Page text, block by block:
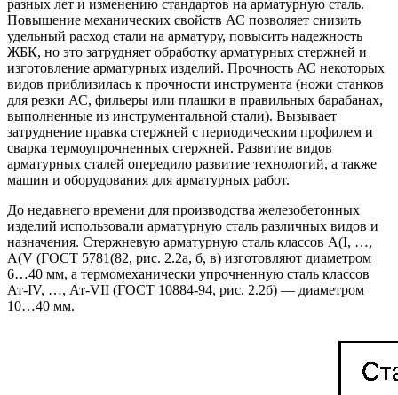
разных лет и изменению стандартов на арматурную сталь.
Повышение механических свойств АС позволяет снизить
удельный расход стали на арматуру, повысить надежность
ЖБК, но это затрудняет обработку арматурных стержней и
изготовление арматурных изделий. Прочность АС некоторых
видов приблизилась к прочности инструмента (ножи станков
для резки АС, фильеры или плашки в правильных барабанах,
выполненные из инструментальной стали). Вызывает
затруднение правка стержней с периодическим профилем и
сварка термоупрочненных стержней. Развитие видов
арматурных сталей опередило развитие технологий, а также
машин и оборудования для арматурных работ.
До недавнего времени для производства железобетонных
изделий использовали арматурную сталь различных видов и
назначения. Стержневую арматурную сталь классов А(I, …,
А(V (ГОСТ 5781(82, рис. 2.2а, б, в) изготовляют диаметром
6…40 мм, а термомеханически упрочненную сталь классов
Ат-IV, …, Ат-VII (ГОСТ 10884-94, рис. 2.2б) — диаметром
10…40 мм.